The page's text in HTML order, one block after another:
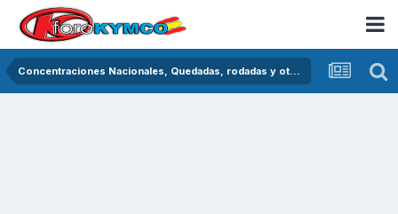
Concentraciones Nacionales, Quedadas, rodadas y otras crónicas del asfalto